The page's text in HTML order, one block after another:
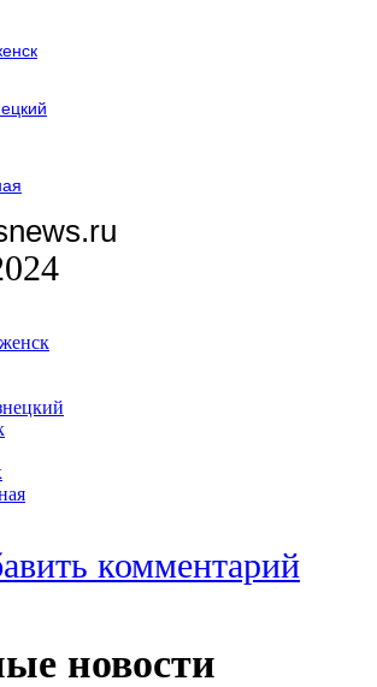
комментарий
новости